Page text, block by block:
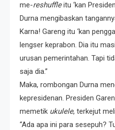
me-reshuffleitu ‘kan
Durna mengibaskan
Karna! Gareng itu ‘kan
lengser keprabon. Dia itu
urusan pemerintahan. Tapi
saja dia.”
Maka, rombongan Durna
kepresidenan. Presiden
memetik ukulele, terkejut
“Ada apa ini para sesepuh?